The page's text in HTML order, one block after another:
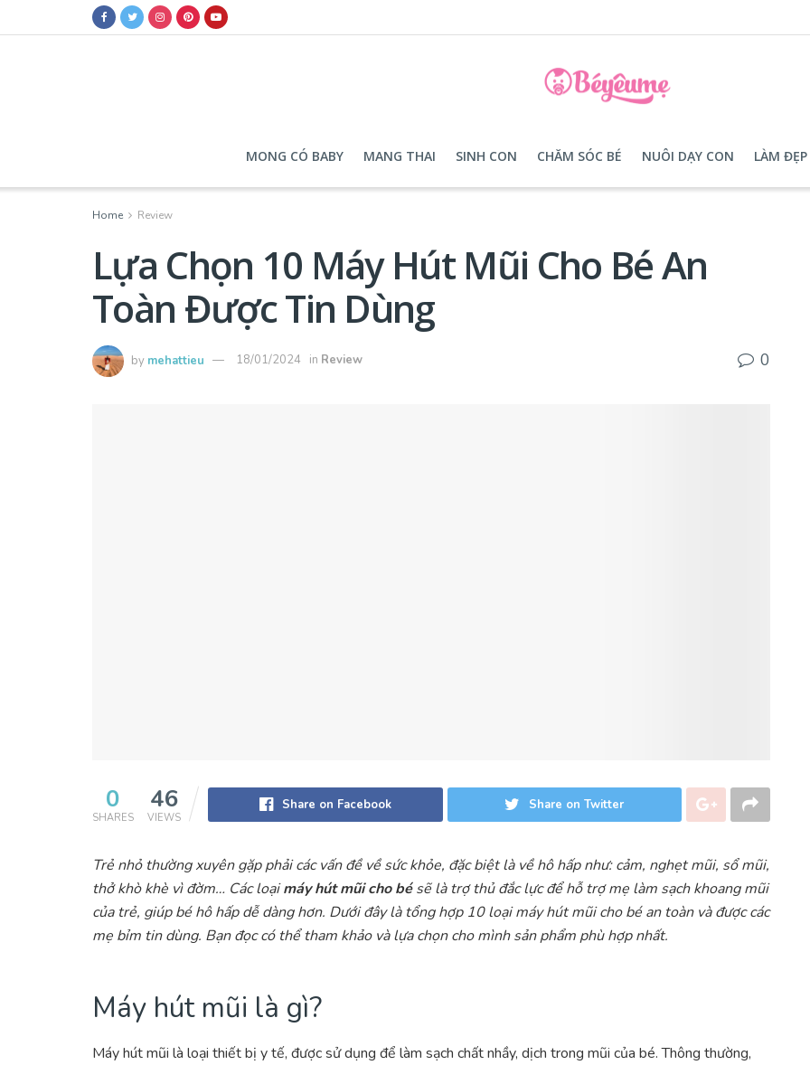
MONG CÓ BABY MANG THAI SINH CON CHĂM SÓC BÉ NUÔI DẠY CON LÀM ĐẸP
Home Review
Lựa Chọn 10 Máy Hút Mũi Cho Bé An
Toàn Được Tin Dùng
by mehattieu 18/01/2024 in Review 0
0
SHARES
46
VIEWS
Share on Facebook Share on Twitter
Trẻ nhỏ thường xuyên gặp phải các vấn đề về sức khỏe, đặc biệt là về hô hấp như: cảm, nghẹt mũi, sổ mũi,
thở khò khè vì đờm… Các loạimáy hút mũi cho bésẽ là trợ thủ đắc lực để hỗ trợ mẹ làm sạch khoang mũi
của trẻ, giúp bé hô hấp dễ dàng hơn. Dưới đây là tổng hợp 10 loại máy hút mũi cho bé an toàn và được các
mẹ bỉm tin dùng. Bạn đọc có thể tham khảo và lựa chọn cho mình sản phẩm phù hợp nhất.
Máy hút mũi là gì?
Máy hút mũi là loại thiết bị y tế, được sử dụng để làm sạch chất nhầy, dịch trong mũi của bé. Thông thường,